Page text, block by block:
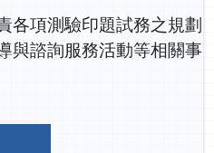
各項測驗印題試務之規劃
與諮詢服務活動等相關事